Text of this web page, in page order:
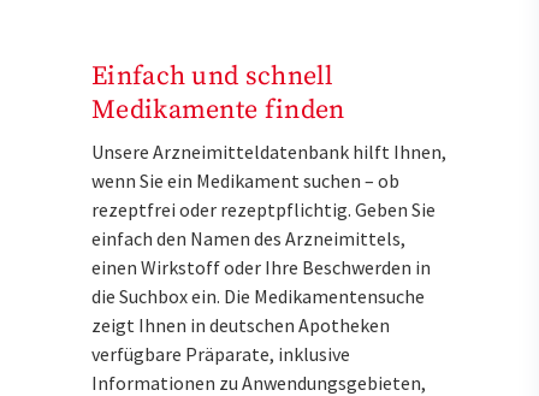
Einfach und schnell
Medikamente finden
Unsere Arzneimitteldatenbank hilft Ihnen,
wenn Sie ein Medikament suchen – ob
rezeptfrei oder rezeptpflichtig. Geben Sie
einfach den Namen des Arzneimittels,
einen Wirkstoff oder Ihre Beschwerden in
die Suchbox ein. Die Medikamentensuche
zeigt Ihnen in deutschen Apotheken
verfügbare Präparate, inklusive
Informationen zu Anwendungsgebieten,